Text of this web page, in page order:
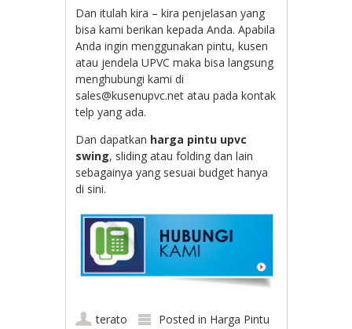
Dan itulah kira – kira penjelasan yang
bisa kami berikan kepada Anda. Apabila
Anda ingin menggunakan pintu, kusen
atau jendela UPVC maka bisa langsung
menghubungi kami di
sales@kusenupvc.net atau pada kontak
telp yang ada.
Dan dapatkan harga pintu upvc
swing, sliding atau folding dan lain
sebagainya yang sesuai budget hanya
di sini.
terato Posted in Harga Pintu